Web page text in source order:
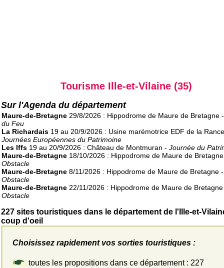
Tourisme Ille-et-Vilaine (35)
Sur l'Agenda du département
Maure-de-Bretagne 29/8/2026 : Hippodrome de Maure de Bretagne
du Feu
La Richardais 19 au 20/9/2026 : Usine marémotrice EDF de la
Journées Européennes du Patrimoine
Les Iffs 19 au 20/9/2026 : Château de Montmuran - Journée du
Maure-de-Bretagne 18/10/2026 : Hippodrome de Maure de
Obstacle
Maure-de-Bretagne 8/11/2026 : Hippodrome de Maure de Bretagne
Obstacle
Maure-de-Bretagne 22/11/2026 : Hippodrome de Maure de
Obstacle
227 sites touristiques dans le département de l'Ille-et-
coup d'oeil
Choisissez rapidement vos sorties touristiques :
toutes les propositions dans ce département : 227